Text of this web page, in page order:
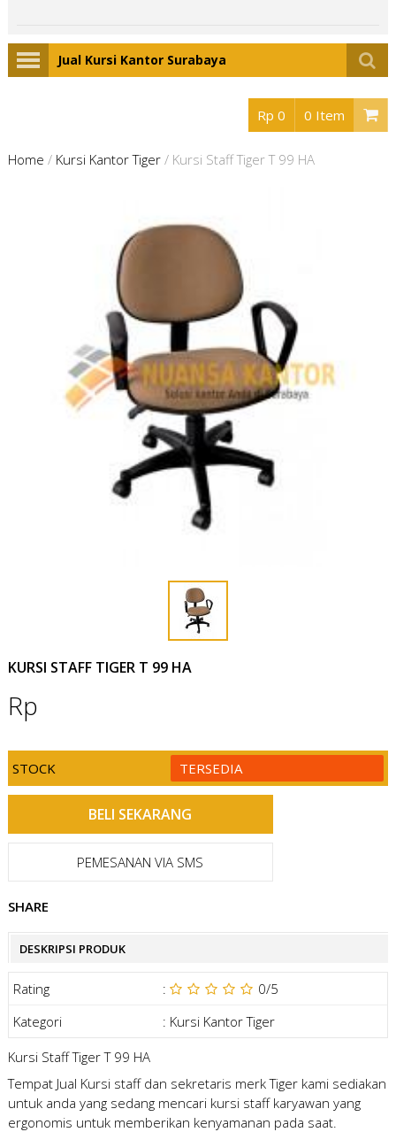
Jual Kursi Kantor Surabaya
Rp 0 0 Item
Home / Kursi Kantor Tiger/ Kursi Staff Tiger T 99 HA
KURSI STAFF TIGER T 99 HA
Rp
STOCK TERSEDIA
PEMESANAN VIA SMS
SHARE
DESKRIPSI PRODUK
Rating : 0/5
Kategori
: Kursi Kantor Tiger
Kursi Staff Tiger T 99 HA
Tempat Jual Kursi staff dan sekretaris merk Tiger kami sediakan
untuk anda yang sedang mencari kursi staff karyawan yang
ergonomis untuk memberikan kenyamanan pada saat.